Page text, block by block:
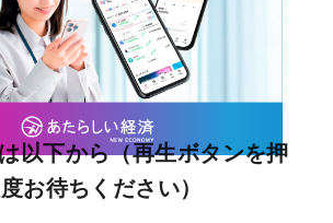
以下から（再生ボタンを押
お待ちください）